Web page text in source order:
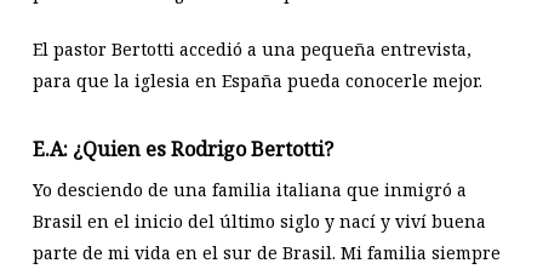
El pastor Bertotti accedió a una pequeña entrevista,
para que la iglesia en España pueda conocerle mejor.
E.A: ¿Quien es Rodrigo Bertotti?
Yo desciendo de una familia italiana que inmigró a
Brasil en el inicio del último siglo y nací y viví buena
parte de mi vida en el sur de Brasil. Mi familia siempre